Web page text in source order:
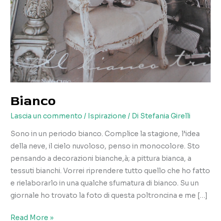
Bianco
Lascia un commento / Ispirazione / Di Stefania Girelli
Sono in un periodo bianco. Complice la stagione, l’idea
della neve, il cielo nuvoloso, penso in monocolore. Sto
pensando a decorazioni bianche,à; a pittura bianca, a
tessuti bianchi. Vorrei riprendere tutto quello che ho fatto
e rielaborarlo in una qualche sfumatura di bianco. Su un
giornale ho trovato la foto di questa poltroncina e me […]
Bianco
Read More »